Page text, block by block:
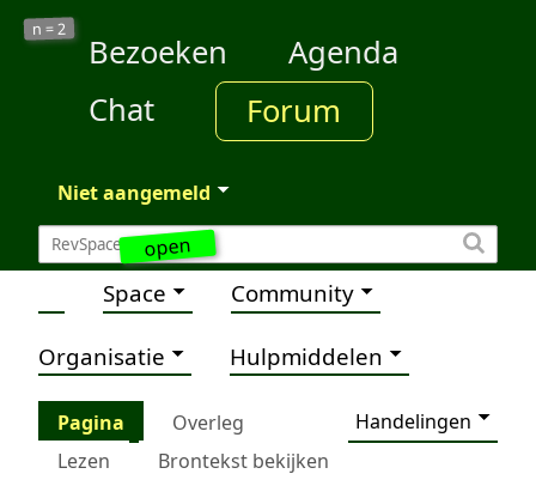
open
n =2
Bezoeken
Agenda
Chat
Forum
Niet aangemeld
Space Community
Organisatie Hulpmiddelen
Pagina Overleg
Handelingen
Lezen
Brontekst bekijken